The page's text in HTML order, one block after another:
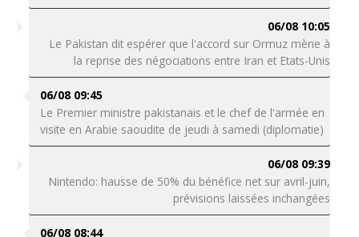
06/08 10:05
Le Pakistan dit espérer que l'accord sur Ormuz mène à
la reprise des négociations entre Iran et Etats-Unis
06/08 09:45
Le Premier ministre pakistanais et le chef de l'armée en
visite en Arabie saoudite de jeudi à samedi (diplomatie)
06/08 09:39
Nintendo: hausse de 50% du bénéfice net sur avril-juin,
prévisions laissées inchangées
06/08 08:44